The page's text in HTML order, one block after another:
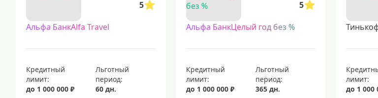
кредитные карты: выгодные предложения для каждого
пластиковые карты visa для кредитных операций
платиновые кредитные карты
мгновенные кредитные карты
5
Альфа БанкAlfa Travel
Кредитный
лимит:
до 1 000 000 ₽
Льготный
период:
60 дн.
5
Альфа БанкЦелый год без %
Кредитный
лимит:
до 1 000 000 ₽
Льготный
период:
365 дн.
лимит:
до 1 000